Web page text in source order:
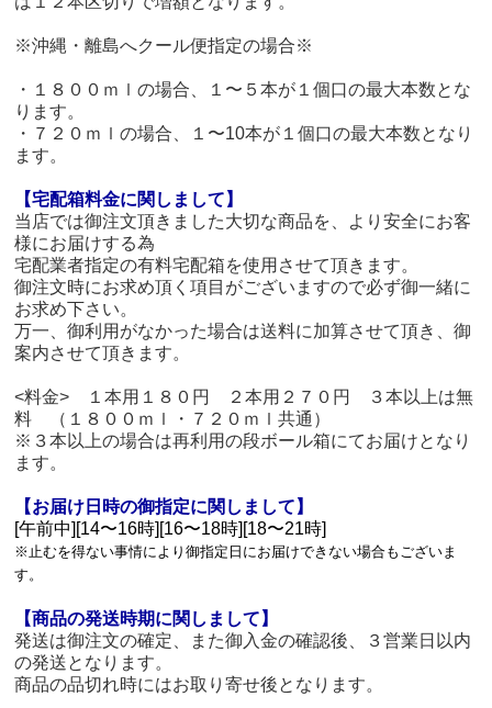
※沖縄・離島へクール便指定の場合※
・１８００ｍｌの場合、１〜５本が１個口の最大本数とな
ります。
・７２０ｍｌの場合、１〜10本が１個口の最大本数となり
ます。
【宅配箱料金に関しまして】
当店では御注文頂きました大切な商品を、より安全にお客
様にお届けする為
宅配業者指定の有料宅配箱を使用させて頂きます。
御注文時にお求め頂く項目がございますので必ず御一緒に
お求め下さい。
万一、御利用がなかった場合は送料に加算させて頂き、御
案内させて頂きます。
<料金> １本用１８０円 ２本用２７０円 ３本以上は無
料 （１８００ｍｌ・７２０ｍｌ共通）
※３本以上の場合は再利用の段ボール箱にてお届けとなり
ます。
【お届け日時の御指定に関しまして】
[午前中][14〜16時][16〜18時][18〜21時]
※止むを得ない事情により御指定日にお届けできない場合もございま
す。
【商品の発送時期に関しまして】
発送は御注文の確定、また御入金の確認後、３営業日以内
の発送となります。
商品の品切れ時にはお取り寄せ後となります。